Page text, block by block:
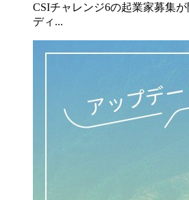
CSIチャレンジ6の起業家募集
ディ...